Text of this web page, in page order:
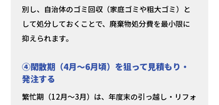
別し、自治体のゴミ回収（家庭ゴミや粗大ゴミ）と
して処分しておくことで、廃棄物処分費を最小限に
抑えられます。
④閑散期（4月〜6月頃）を狙って見積もり・
発注する
繁忙期（12月〜3月）は、年度末の引っ越し・リフォ